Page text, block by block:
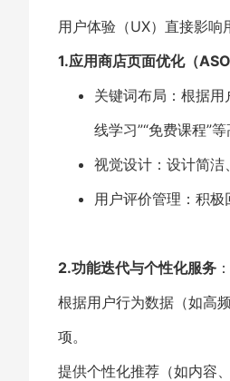
用户体验（UX）直接影响
1.应用商店页面优化（ASO
关键词布局：根据
线学习”“免费课程”等
视觉设计：设计简洁
用户评价管理：积极
2.功能迭代与个性化服务 ：
根据用户行为数据（如高
项。
提供个性化推荐（如内容